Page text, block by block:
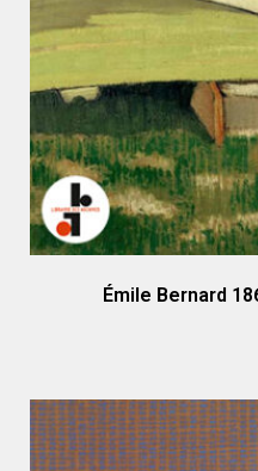
Émile Bernard